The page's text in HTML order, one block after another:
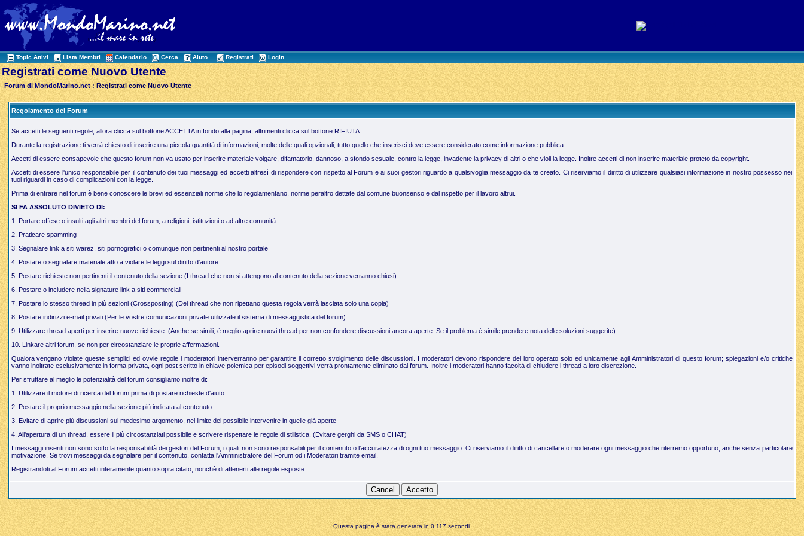
Topic Attivi Lista Membri Calendario Cerca Aiuto Registrati Login
Registrati come Nuovo Utente
Forum di MondoMarino.net : Registrati come Nuovo Utente
Regolamento del Forum
Se accetti le seguenti regole, allora clicca sul bottone ACCETTA in fondo alla pagina, altrimenti clicca sul bottone RIFIUTA.
Durante la registrazione ti verrà chiesto di inserire una piccola quantità di informazioni, molte delle quali opzionali; tutto quello che inserisci deve essere considerato come informazione pubblica.
Accetti di essere consapevole che questo forum non va usato per inserire materiale volgare, difamatorio, dannoso, a sfondo sesuale, contro la legge, invadente la privacy di altri o che violi la legge. Inoltre accetti di non inserire materiale proteto da copyright.
Accetti di essere l'unico responsabile per il contenuto dei tuoi messaggi ed accetti altresì di rispondere con rispetto al Forum e ai suoi gestori riguardo a qualsivoglia messaggio da te creato. Ci riserviamo il diritto di utilizzare qualsiasi informazione in nostro possesso nei
tuoi riguardi in caso di complicazioni con la legge.
Prima di entrare nel forum è bene conoscere le brevi ed essenziali norme che lo regolamentano, norme peraltro dettate dal comune buonsenso e dal rispetto per il lavoro altrui.
SI FA ASSOLUTO DIVIETO DI:
1. Portare offese o insulti agli altri membri del forum, a religioni, istituzioni o ad altre comunità
2. Praticare spamming
3. Segnalare link a siti warez, siti pornografici o comunque non pertinenti al nostro portale
4. Postare o segnalare materiale atto a violare le leggi sul diritto d'autore
5. Postare richieste non pertinenti il contenuto della sezione (I thread che non si attengono al contenuto della sezione verranno chiusi)
6. Postare o includere nella signature link a siti commerciali
7. Postare lo stesso thread in più sezioni (Crossposting) (Dei thread che non ripettano questa regola verrà lasciata solo una copia)
8. Postare indirizzi e-mail privati (Per le vostre comunicazioni private utilizzate il sistema di messaggistica del forum)
9. Utilizzare thread aperti per inserire nuove richieste. (Anche se simili, è meglio aprire nuovi thread per non confondere discussioni ancora aperte. Se il problema è simile prendere nota delle soluzioni suggerite).
10. Linkare altri forum, se non per circostanziare le proprie affermazioni.
Qualora vengano violate queste semplici ed ovvie regole i moderatori interverranno per garantire il corretto svolgimento delle discussioni. I moderatori devono rispondere del loro operato solo ed unicamente agli Amministratori di questo forum; spiegazioni e/o critiche
vanno inoltrate esclusivamente in forma privata, ogni post scritto in chiave polemica per episodi soggettivi verrà prontamente eliminato dal forum. Inoltre i moderatori hanno facoltà di chiudere i thread a loro discrezione.
Per sfruttare al meglio le potenzialità del forum consigliamo inoltre di:
1. Utilizzare il motore di ricerca del forum prima di postare richieste d'aiuto
2. Postare il proprio messaggio nella sezione più indicata al contenuto
3. Evitare di aprire più discussioni sul medesimo argomento, nel limite del possibile intervenire in quelle già aperte
4. All'apertura di un thread, essere il più circostanziati possibile e scrivere rispettare le regole di stilistica. (Evitare gerghi da SMS o CHAT)
I messaggi inseriti non sono sotto la responsabilità dei gestori del Forum, i quali non sono responsabili per il contenuto o l'accuratezza di ogni tuo messaggio. Ci riserviamo il diritto di cancellare o moderare ogni messaggio che riterremo opportuno, anche senza particolare
motivazione. Se trovi messaggi da segnalare per il contenuto, contatta l'Amministratore del Forum od i Moderatori tramite email.
Registrandoti al Forum accetti interamente quanto sopra citato, nonchè di attenerti alle regole esposte.
Questa pagina è stata generata in 0,117 secondi.